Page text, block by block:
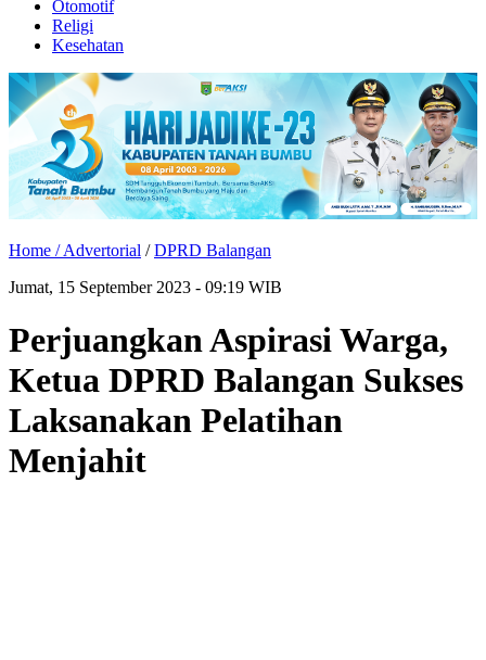
Otomotif
Religi
Kesehatan
Home /Advertorial /DPRD Balangan
Jumat, 15 September 2023 - 09:19 WIB
Perjuangkan Aspirasi Warga,
Ketua DPRD Balangan Sukses
Laksanakan Pelatihan
Menjahit